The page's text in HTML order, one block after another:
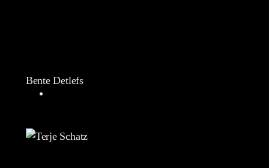
Bente Detlefs